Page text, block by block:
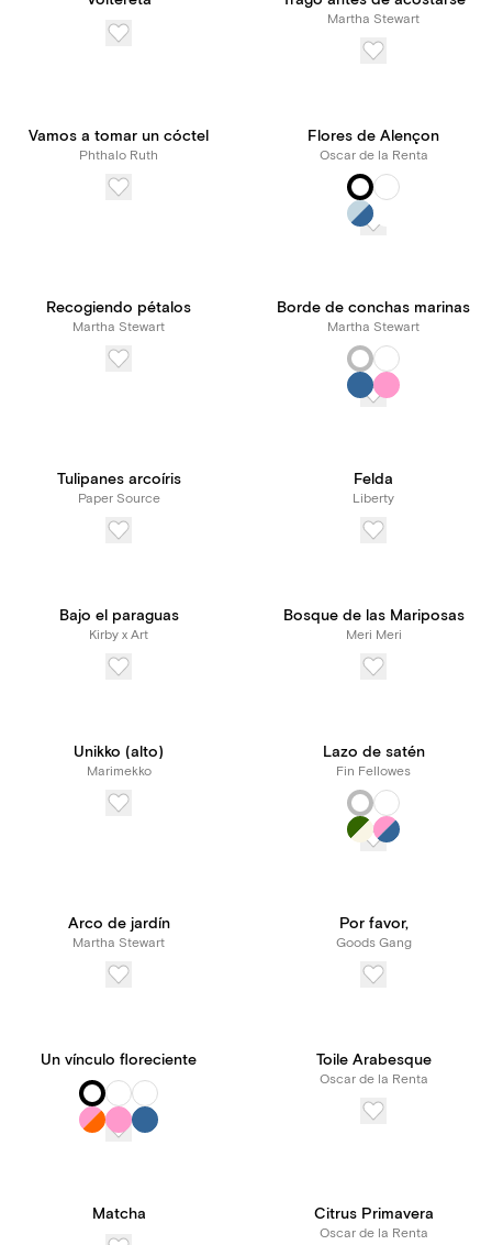
Martha Stewart
Vamos a tomar un cóctel
Phthalo Ruth
Flores de Alençon
Oscar de la Renta
Recogiendo pétalos
Martha Stewart
Borde de conchas marinas
Martha Stewart
Tulipanes arcoíris
Paper Source
Felda
Liberty
Bajo el paraguas
Kirby x Art
Bosque de las Mariposas
Meri Meri
Unikko (alto)
Marimekko
Lazo de satén
Fin Fellowes
Arco de jardín
Martha Stewart
Por favor,
Goods Gang
Un vínculo floreciente Toile Arabesque
Oscar de la Renta
Matcha Citrus Primavera
Oscar de la Renta